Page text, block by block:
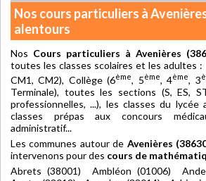
Nos cours particuliers à
alentours
Nos Cours particuliers à Avenières
toutes les classes scolaires et les adultes :
CM1, CM2), Collège (6ème, 5ème, 4ème, 3
Terminale), toutes les sections (S, ES,
professionnelles, ...), les classes du lycée
classes prépas aux concours
administratif...
Les communes autour de Avenières
intervenons pour des cours de
Abrets (38001) Ambléon (01006)